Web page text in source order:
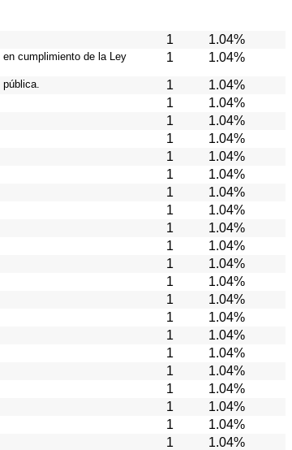
1 1.04%
cumplimiento de la Ley
1 1.04%
1 1.04%
1 1.04%
1 1.04%
1 1.04%
1 1.04%
1 1.04%
1 1.04%
1 1.04%
1 1.04%
1 1.04%
1 1.04%
1 1.04%
1 1.04%
1 1.04%
1 1.04%
1 1.04%
1 1.04%
1 1.04%
1 1.04%
1 1.04%
1 1.04%